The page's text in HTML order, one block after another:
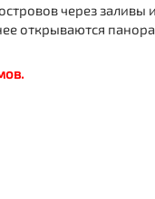
через заливы
открываются